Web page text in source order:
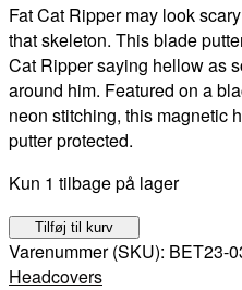
Fat Cat Ripper may look
that skeleton. This blade
Cat Ripper saying hellow as
around him. Featured on a
neon stitching, this magnetic
putter protected.
Kun 1 tilbage på lager
Bettinardi
FAT
CAT
Tilføj til kurv
Varenummer (SKU): BET23-
Headcovers